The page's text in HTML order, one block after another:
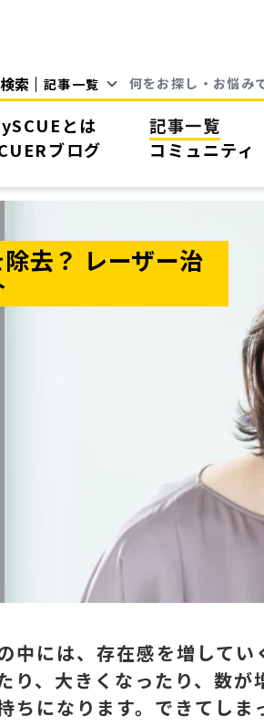
検索
とは 記事一覧
ブログ
コミュニティ
去？ レーザー治
中には、存在感を増して
り、大きくなったり、数
ちになります。できてし